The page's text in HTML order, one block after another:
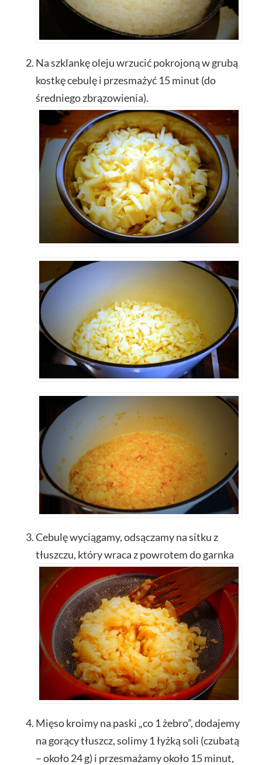
Na szklankę oleju wrzucić pokrojoną w grubą
kostkę cebulę i przesmażyć 15 minut (do
średniego zbrązowienia).
Cebulę wyciągamy, odsączamy na sitku z
tłuszczu, który wraca z powrotem do garnka
Mięso kroimy na paski „co 1 żebro”, dodajemy
na gorący tłuszcz, solimy 1 łyżką soli (czubatą
– około 24 g) i przesmażamy około 15 minut,